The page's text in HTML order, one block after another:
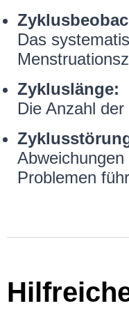
Das
Zykluslänge:
Die Anzahl
Problemen